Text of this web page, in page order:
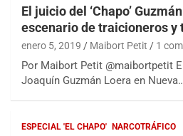
El juicio del ‘Chapo’
escenario de traicioneros y
enero 5, 2019 Maibort Petit 1
Por Maibort Petit @maibortpetit
Joaquín Guzmán Loera en
ESPECIAL 'EL CHAPO' NARCOTRÁFICO